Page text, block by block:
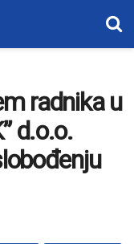
radnika u
d.o.o.